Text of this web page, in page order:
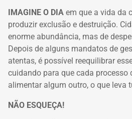
IMAGINE O DIA em que a vida da
produzir exclusão e destruição.
enorme abundância, mas de
Depois de alguns mandatos de
atentas, é possível reequilibrar
cuidando para que cada processo
alimentar algum outro, o que leva
NÃO ESQUEÇA!